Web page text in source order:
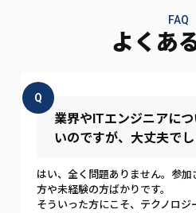
FAQ
よくあ
Q
業界やITエンジニアに
いのですが、大丈夫でし
はい、全く問題ありません。参
方や未経験の方ばかりです。
そういった方にこそ、テクノロ